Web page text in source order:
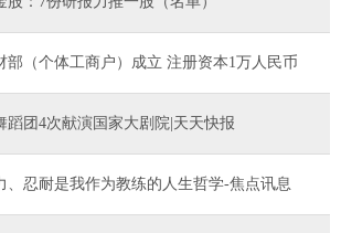
部（个体工商户）成立 注册资本1万人民币
蹈团4次献演国家大剧院|天天快报
、忍耐是我作为教练的人生哲学-焦点讯息